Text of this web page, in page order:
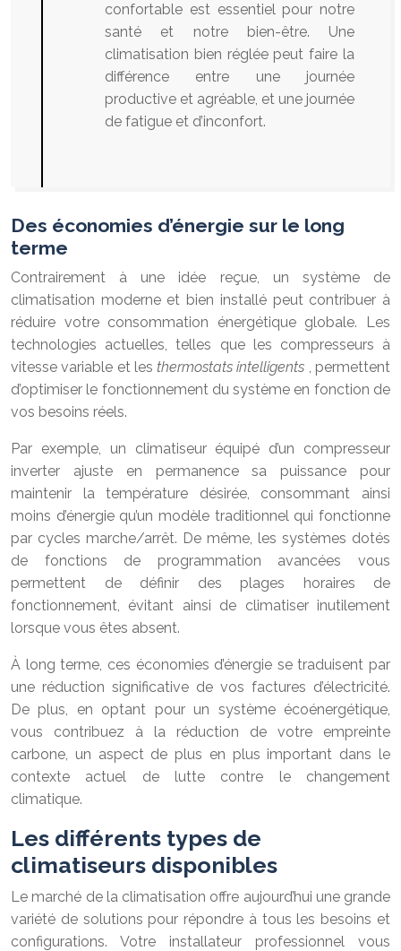
confortable est essentiel pour notre
santé et notre bien-être. Une
climatisation bien réglée peut faire la
différence entre une journée
productive et agréable, et une journée
de fatigue et d’inconfort.
Des économies d’énergie sur le long
terme
Contrairement à une idée reçue, un système de
climatisation moderne et bien installé peut contribuer à
réduire votre consommation énergétique globale. Les
technologies actuelles, telles que les compresseurs à
vitesse variable et lesthermostats intelligents , permettent
d’optimiser le fonctionnement du système en fonction de
vos besoins réels.
Par exemple, un climatiseur équipé d’un compresseur
inverter ajuste en permanence sa puissance pour
maintenir la température désirée, consommant ainsi
moins d’énergie qu’un modèle traditionnel qui fonctionne
par cycles marche/arrêt. De même, les systèmes dotés
de fonctions de programmation avancées vous
permettent de définir des plages horaires de
fonctionnement, évitant ainsi de climatiser inutilement
lorsque vous êtes absent.
À long terme, ces économies d’énergie se traduisent par
une réduction significative de vos factures d’électricité.
De plus, en optant pour un système écoénergétique,
vous contribuez à la réduction de votre empreinte
carbone, un aspect de plus en plus important dans le
contexte actuel de lutte contre le changement
climatique.
Les différents types de
climatiseurs disponibles
Le marché de la climatisation offre aujourd’hui une grande
variété de solutions pour répondre à tous les besoins et
configurations. Votre installateur professionnel vous